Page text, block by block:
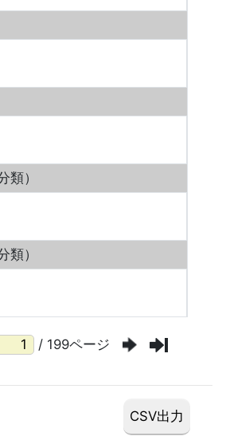
類）
類）
/ 199ページ